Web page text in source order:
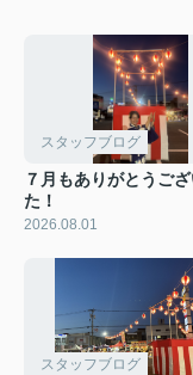
スタッフブログ
７月もありがとうご
た！
2026.08.01
スタッフブログ